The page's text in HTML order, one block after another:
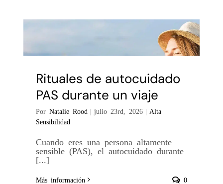
Rituales de autocuidado
PAS durante un viaje
Por Natalie Rood | julio 23rd, 2026 | Alta
Sensibilidad
Cuando eres una persona altamente
sensible (PAS), el autocuidado durante
[...]
Más información 0